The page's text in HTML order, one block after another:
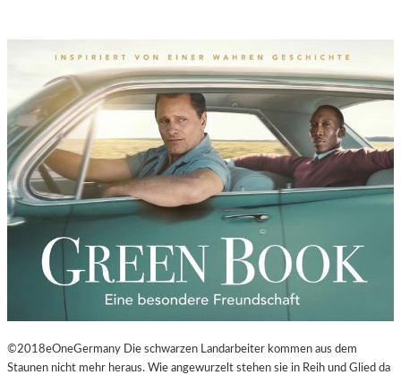
E
©2018eOneGermany Die schwarzen Landarbeiter kommen aus dem
Staunen nicht mehr heraus. Wie angewurzelt stehen sie in Reih und Glied da